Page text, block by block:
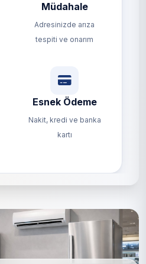
Müdahale
Adresinizde arıza
tespiti ve onarım
Esnek Ödeme
Nakit, kredi ve banka
kartı